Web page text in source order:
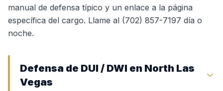
manual de defensa típico y un enlace a la página
específica del cargo. Llame al (702) 857-7197 día o
noche.
Defensa de DUI / DWI en North Las
Vegas